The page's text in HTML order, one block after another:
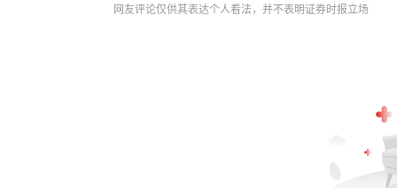
网友评论仅供其表达个人看法，并不表明证券时报立场